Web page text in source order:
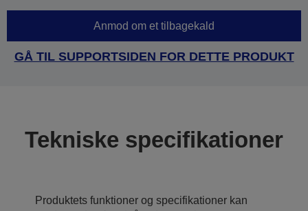
Anmod om et tilbagekald
GÅ TIL SUPPORTSIDEN FOR DETTE PRODUKT
Tekniske specifikationer
Produktets funktioner og specifikationer kan